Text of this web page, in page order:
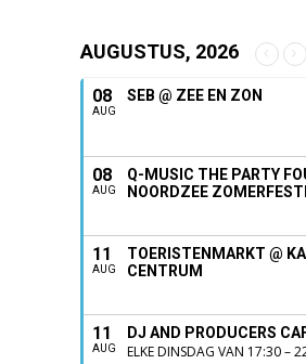
AUGUSTUS, 2026
08
AUG
SEB @ ZEE EN ZON
08
AUG
Q-MUSIC THE PARTY
NOORDZEE
11
AUG
TOERISTENMARKT @
CENTRUM
11
AUG
DJ AND PRODUCERS
ELKE DINSDAG VAN 17:30 –